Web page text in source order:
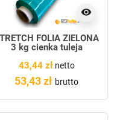
visibility
FOLIA ZIELONA
3 kg cienka tuleja
43,44 złnetto
53,43 zł brutto